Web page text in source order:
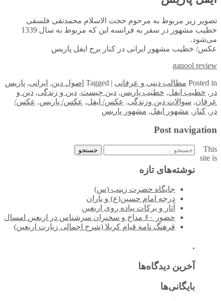
تصویر زیر مربوط به مرحوم حجت الاسلام محمدتقی فلسفی
خطیب مشهور در سفر به فرانسه این که مربوط به سال 1339
می‌شود.
عکس/ خطیب مشهور ایرانی در کنار برج ایفل پاریس
ganool review
Posted in مطالب دینی و عرفانی |
Tagged اصول دین, ایرانی, پاریس
در , خطیب ایفل, خطیب پاریس, دین چیست, دین و زندگی, دین و
عرفان, سوالات دین وزندگی, عکس/ ایفل, عکس/ پاریس, عکس/
در , کنار , مشهور ایفل, مشهور پاریس
Post navigation
جستجو
نوشته‌های تازه
جایگاه حضرت زینب (س)
درجه امام حسین(ع) و یاران
آثار و برکات پیاده روی اربعین
حضور ۶۰ مداح و سخنران سرشناس در اربعین امسال
فرهنگ نامه قیام کربلا (شرح اجمالی زیارت اربعین)
.
آخرین دیدگاه‌ها
بایگانی‌ها
This
site is